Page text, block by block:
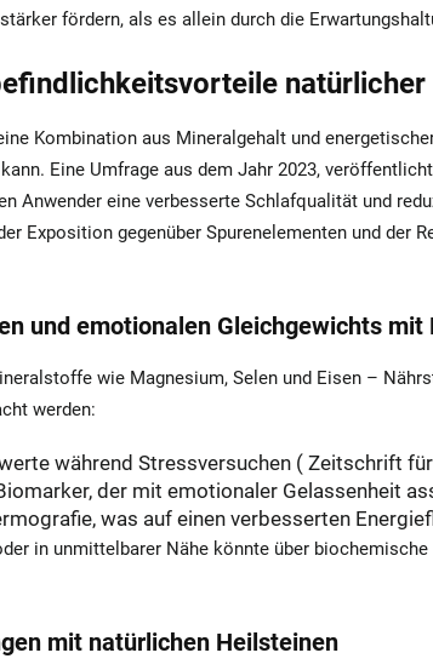
fördern, als es allein durch die
Kombination aus Mineralgehalt und
Eine Umfrage aus dem Jahr 2023,
Anwender eine verbesserte Schlafqualität und
Exposition gegenüber Spurenelementen und der
und emotionalen Gleichgewichts mit
wie Magnesium, Selen und Eisen –
werden:
während Stressversuchen (Zeitschrift
der mit emotionaler Gelassenheit
was auf einen verbesserten
in unmittelbarer Nähe könnte über
mit natürlichen Heilsteinen